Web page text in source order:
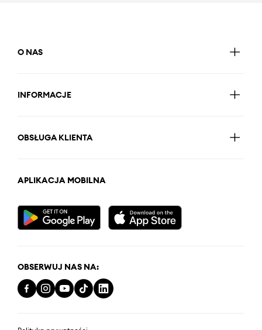
O NAS
INFORMACJE
OBSŁUGA KLIENTA
APLIKACJA MOBILNA
OBSERWUJ NAS NA: